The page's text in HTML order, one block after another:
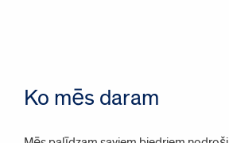
Ko mēs daram